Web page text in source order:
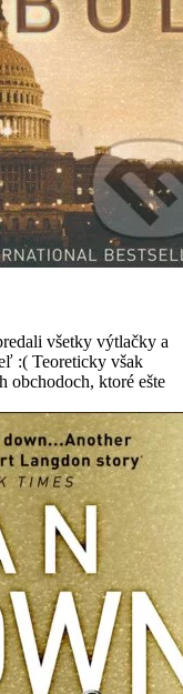
všetky výtlačky a
:( Teoreticky však
obchodoch, ktoré ešte